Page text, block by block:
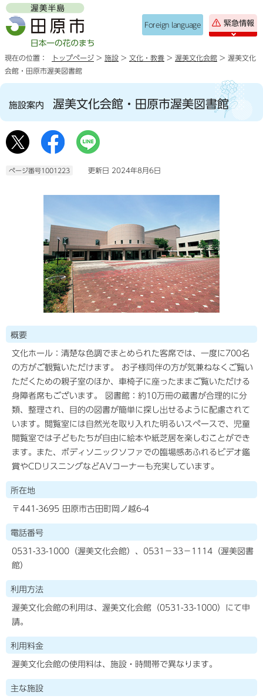
Foreign language 緊急情報
現在の位置： トップページ > 施設 > 文化・教養 > 渥美文化会館 > 渥美文化
会館・田原市渥美図書館
施設案内 渥美文化会館・田原市渥美図書館
ページ番号1001223 更新日 2024年8月6日
概要
文化ホール：清楚な色調でまとめられた客席では、一度に700名
の方がご観覧いただけます。 お子様同伴の方が気兼ねなくご覧い
ただくための親子室のほか、車椅子に座ったままご覧いただける
身障者席もございます。 図書館：約10万冊の蔵書が合理的に分
類、整理され、目的の図書が簡単に探し出せるように配慮されて
います。閲覧室には自然光を取り入れた明るいスペースで、児童
閲覧室では子どもたちが自由に絵本や紙芝居を楽しむことができ
ます。また、ボディソニックソファでの臨場感あふれるビデオ鑑
賞やCDリスニングなどAVコーナーも充実しています。
所在地
〒441-3695 田原市古田町岡ノ越6-4
電話番号
0531-33-1000（渥美文化会館）、0531−33−1114（渥美図書
館）
利用方法
渥美文化会館の利用は、渥美文化会館（0531-33-1000）にて申
請。
利用料金
渥美文化会館の使用料は、施設・時間帯で異なります。
主な施設